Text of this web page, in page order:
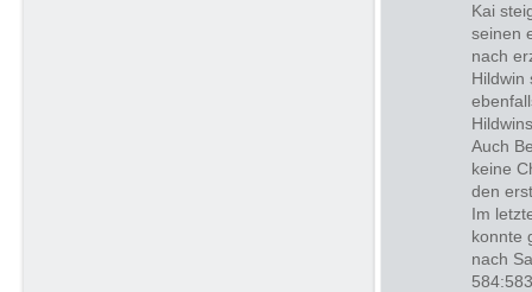
Kai
seinen
nach
Hildwin
Auch
keine
den
Im
konnte
nach